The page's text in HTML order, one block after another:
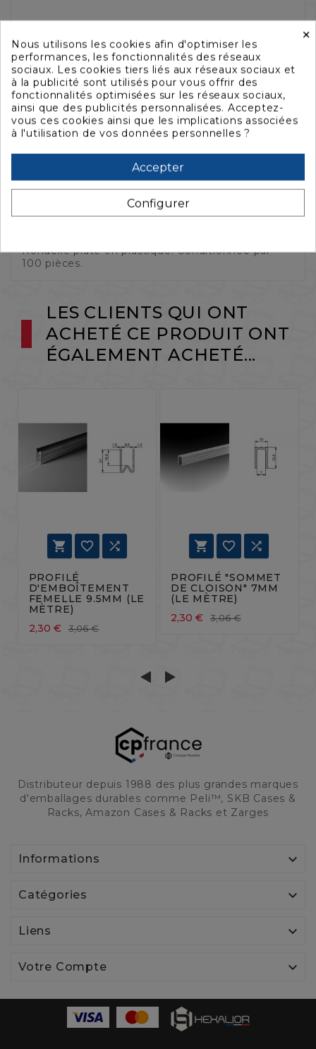
La description
Caractéristiques
Rondelle plate en plastique. Conditionnée par
100 pièces.
LES CLIENTS QUI ONT
ACHETÉ CE PRODUIT ONT
ÉGALEMENT ACHETÉ...
  
PROFILÉ
D'EMBOÎTEMENT
FEMELLE 9.5MM (LE
MÈTRE)
2,30 €
3,06 €
  
PROFILÉ "SOMMET
DE CLOISON" 7MM
(LE MÈTRE)
2,30 €
3,06 €
Distributeur depuis 1988 des plus grandes marques
d'emballages durables comme Peli™, SKB Cases &
Racks, Amazon Cases & Racks et Zarges
Informations 
Catégories 
Liens 
Votre Compte 
×
Nous utilisons les cookies afin d'optimiser les
performances, les fonctionnalités des réseaux
sociaux. Les cookies tiers liés aux réseaux sociaux et
à la publicité sont utilisés pour vous offrir des
fonctionnalités optimisées sur les réseaux sociaux,
ainsi que des publicités personnalisées. Acceptez-
vous ces cookies ainsi que les implications associées
à l'utilisation de vos données personnelles ?
Accepter
Configurer